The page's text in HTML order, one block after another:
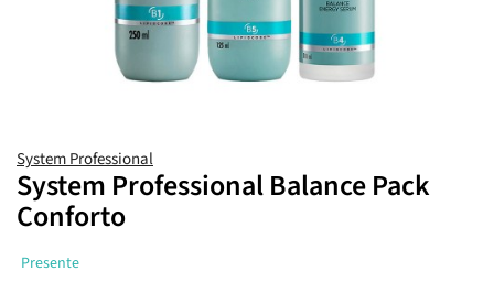
System Professional
System Professional Balance Pack
Conforto
Presente